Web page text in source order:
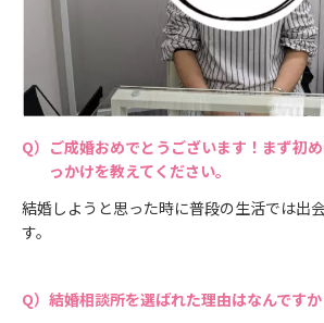
ご成婚おめでとうございます！まず初
っかけを教えてください。
結婚しようと思った時に普段の生活では出
す。
結婚相談所を選ばれた理由はなんですか